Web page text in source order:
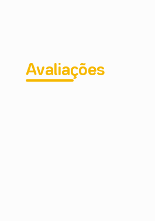
Avaliações